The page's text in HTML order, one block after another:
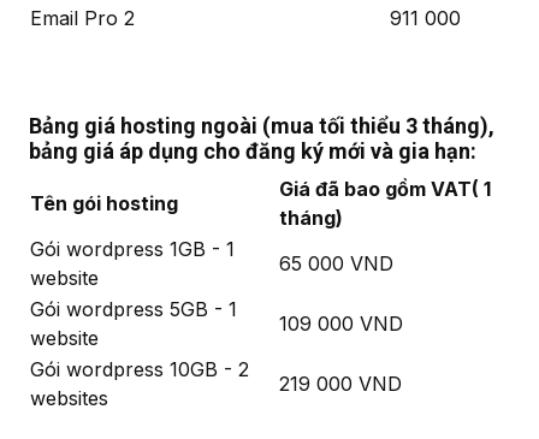
Email Pro 2
911 000
Bảng giá hosting ngoài (mua tối thiểu 3 tháng),
bảng giá áp dụng cho đăng ký mới và gia hạn:
Tên gói hosting
Giá đã bao gồm VAT( 1
tháng)
Gói wordpress 1GB - 1
website
65 000 VND
Gói wordpress 5GB - 1
website
109 000 VND
Gói wordpress 10GB - 2
websites
219 000 VND